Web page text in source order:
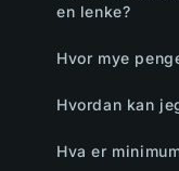
en lenke?
Hvor mye
Hvordan kan
Hva er